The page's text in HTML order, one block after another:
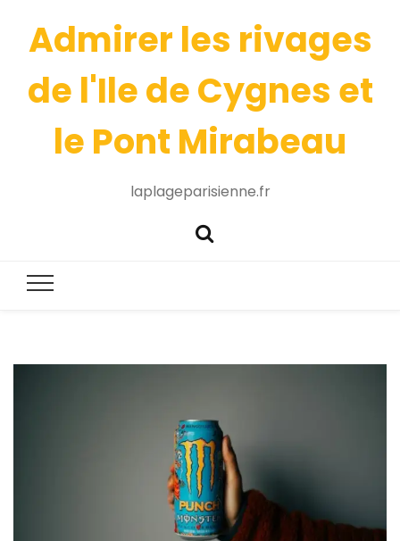
Admirer les rivages
de l'Ile de Cygnes et
le Pont Mirabeau
laplageparisienne.fr